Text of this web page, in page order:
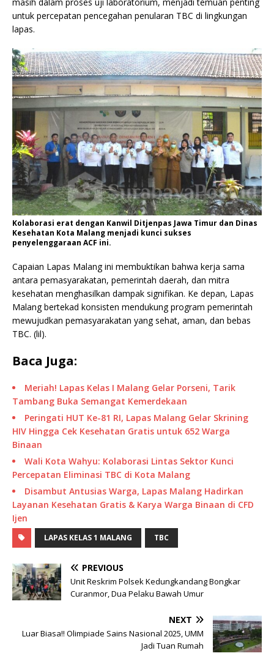
masih dalam proses uji laboratorium, menjadi temuan penting
untuk percepatan pencegahan penularan TBC di lingkungan
lapas.
Kolaborasi erat dengan Kanwil Ditjenpas Jawa Timur dan Dinas
Kesehatan Kota Malang menjadi kunci sukses
penyelenggaraan ACF ini.
Capaian Lapas Malang ini membuktikan bahwa kerja sama
antara pemasyarakatan, pemerintah daerah, dan mitra
kesehatan menghasilkan dampak signifikan. Ke depan, Lapas
Malang bertekad konsisten mendukung program pemerintah
mewujudkan pemasyarakatan yang sehat, aman, dan bebas
TBC. (lil).
Baca Juga:
Meriah! Lapas Kelas I Malang Gelar Porseni, Tarik
Tambang Buka Semangat Kemerdekaan
Peringati HUT Ke-81 RI, Lapas Malang Gelar Skrining
HIV Hingga Cek Kesehatan Gratis untuk 652 Warga
Binaan
Wali Kota Wahyu: Kolaborasi Lintas Sektor Kunci
Percepatan Eliminasi TBC di Kota Malang
Disambut Antusias Warga, Lapas Malang Hadirkan
Layanan Kesehatan Gratis & Karya Warga Binaan di CFD
Ijen
LAPAS KELAS 1 MALANG TBC
PREVIOUS
Unit Reskrim Polsek Kedungkandang Bongkar
Curanmor, Dua Pelaku Bawah Umur
NEXT
Luar Biasa!! Olimpiade Sains Nasional 2025, UMM
Jadi Tuan Rumah